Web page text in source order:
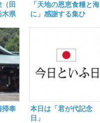
（田
県
「天地の恩恵食糧と海
に」感謝する集ひ
掃奉
本日は「君が代記念
日」